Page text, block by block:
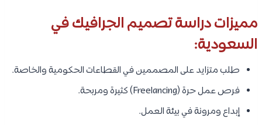
مميزات دراسة تصميم الجرافيك في
السعودية:
طلب متزايد على المصممين في القطاعات الحكومية والخاصة.
فرص عمل حرة (Freelancing) كثيرة ومربحة.
إبداع ومرونة في بيئة العمل.